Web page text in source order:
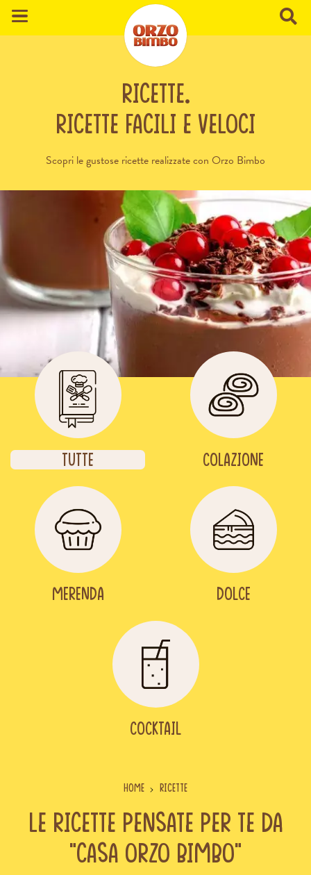
ricette.
Ricette facili e veloci
Scopri le gustose ricette realizzate con Orzo Bimbo
Tutte Colazione
Merenda Dolce
Cocktail
Home Ricette
Le ricette pensate per te da
“Casa Orzo Bimbo”